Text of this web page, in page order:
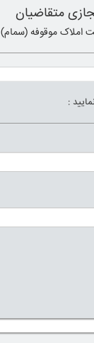
متقاضیان
املاک موقوفه (سمام)
: